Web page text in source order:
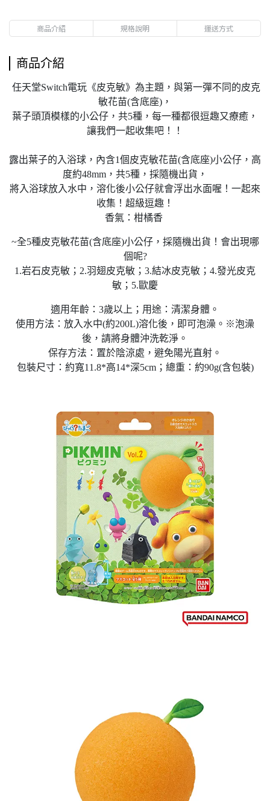
商品介紹 規格說明 運送方式
商品介紹
任天堂Switch電玩《皮克敏》為主題，與第一彈不同的皮克
敏花苗(含底座)，
葉子頭頂模樣的小公仔，共5種，每一種都很逗趣又療癒，
讓我們一起收集吧！！
露出葉子的入浴球，內含1個皮克敏花苗(含底座)小公仔，高
度約48mm，共5種，採隨機出貨，
將入浴球放入水中，溶化後小公仔就會浮出水面喔！一起來
收集！超級逗趣！
香氣：柑橘香
~全5種皮克敏花苗(含底座)小公仔，採隨機出貨！會出現哪
個呢?
1.岩石皮克敏；2.羽翅皮克敏；3.結冰皮克敏；4.發光皮克
敏；5.歐慶
適用年齡：3歲以上；用途：清潔身體。
使用方法：放入水中(約200L)溶化後，即可泡澡。※泡澡
後，請將身體沖洗乾淨。
保存方法：置於陰涼處，避免陽光直射。
包裝尺寸：約寬11.8*高14*深5cm；總重：約90g(含包裝)